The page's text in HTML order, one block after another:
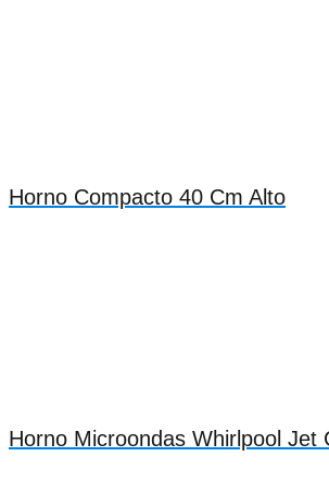
Horno Compacto 40 Cm Alto
Horno Microondas Whirlpool Jet